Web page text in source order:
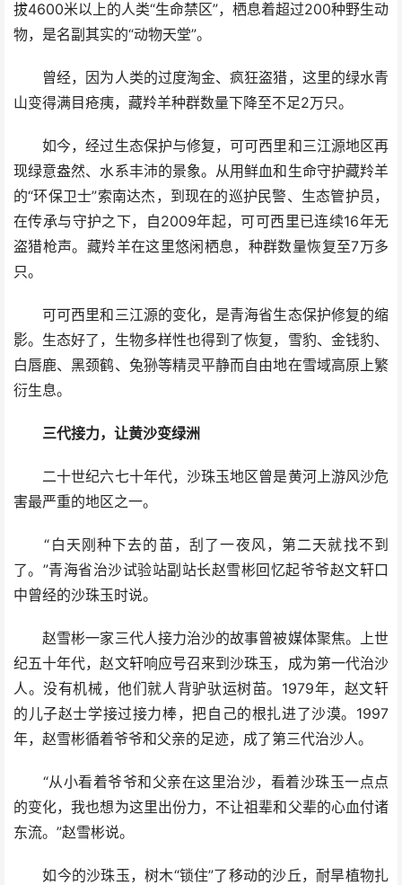
拔4600米以上的人类“生命禁区”，栖息着超过200种野生动
物，是名副其实的“动物天堂”。
曾经，因为人类的过度淘金、疯狂盗猎，这里的绿水青
山变得满目疮痍，藏羚羊种群数量下降至不足2万只。
如今，经过生态保护与修复，可可西里和三江源地区再
现绿意盎然、水系丰沛的景象。从用鲜血和生命守护藏羚羊
的“环保卫士”索南达杰，到现在的巡护民警、生态管护员，
在传承与守护之下，自2009年起，可可西里已连续16年无
盗猎枪声。藏羚羊在这里悠闲栖息，种群数量恢复至7万多
只。
可可西里和三江源的变化，是青海省生态保护修复的缩
影。生态好了，生物多样性也得到了恢复，雪豹、金钱豹、
白唇鹿、黑颈鹤、兔狲等精灵平静而自由地在雪域高原上繁
衍生息。
三代接力，让黄沙变绿洲
二十世纪六七十年代，沙珠玉地区曾是黄河上游风沙危
害最严重的地区之一。
“白天刚种下去的苗，刮了一夜风，第二天就找不到
了。”青海省治沙试验站副站长赵雪彬回忆起爷爷赵文轩口
中曾经的沙珠玉时说。
赵雪彬一家三代人接力治沙的故事曾被媒体聚焦。上世
纪五十年代，赵文轩响应号召来到沙珠玉，成为第一代治沙
人。没有机械，他们就人背驴驮运树苗。1979年，赵文轩
的儿子赵士学接过接力棒，把自己的根扎进了沙漠。1997
年，赵雪彬循着爷爷和父亲的足迹，成了第三代治沙人。
“从小看着爷爷和父亲在这里治沙，看着沙珠玉一点点
的变化，我也想为这里出份力，不让祖辈和父辈的心血付诸
东流。”赵雪彬说。
如今的沙珠玉，树木“锁住”了移动的沙丘，耐旱植物扎